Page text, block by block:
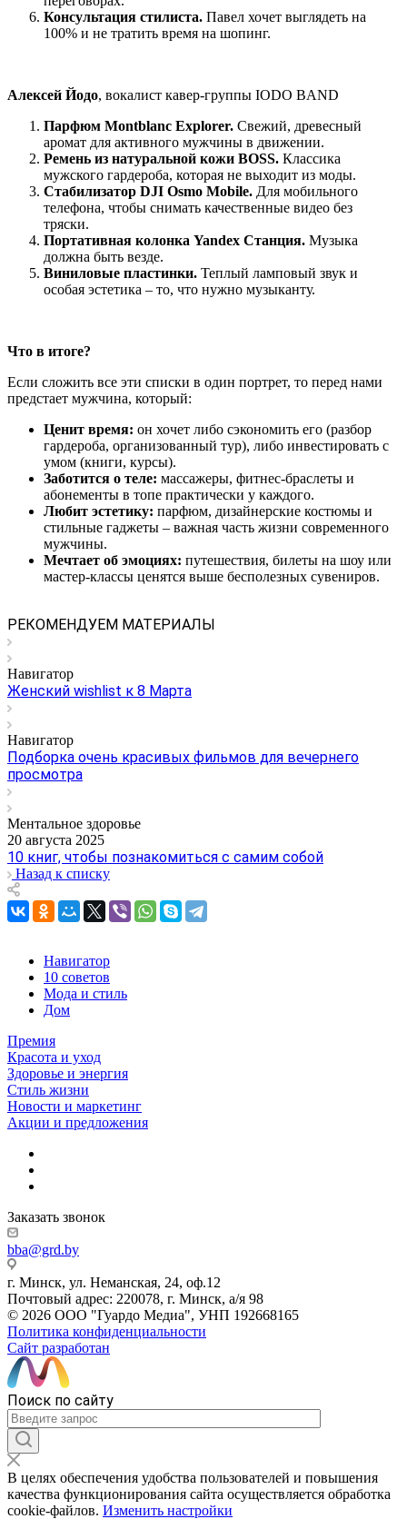
Консультация стилиста. Павел хочет выглядеть на
100% и не тратить время на шопинг.
Алексей Йодо, вокалист кавер-группы IODO BAND
Парфюм Montblanc Explorer. Свежий, древесный
аромат для активного мужчины в движении.
Ремень из натуральной кожи BOSS. Классика
мужского гардероба, которая не выходит из моды.
Стабилизатор DJI Osmo Mobile. Для мобильного
телефона, чтобы снимать качественные видео без
тряски.
Портативная колонка Yandex Станция. Музыка
должна быть везде.
Виниловые пластинки. Теплый ламповый звук и
особая эстетика – то, что нужно музыканту.
Что в итоге?
Если сложить все эти списки в один портрет, то перед нами
предстает мужчина, который:
Ценит время: он хочет либо сэкономить его (разбор
гардероба, организованный тур), либо инвестировать с
умом (книги, курсы).
Заботится о теле: массажеры, фитнес-браслеты и
абонементы в топе практически у каждого.
Любит эстетику: парфюм, дизайнерские костюмы и
стильные гаджеты – важная часть жизни современного
мужчины.
Мечтает об эмоциях: путешествия, билеты на шоу или
мастер-классы ценятся выше бесполезных сувениров.
РЕКОМЕНДУЕМ МАТЕРИАЛЫ
Навигатор
Женский wishlist к 8 Марта
Навигатор
Подборка очень красивых фильмов для вечернего
просмотра
Ментальное здоровье
20 августа 2025
10 книг, чтобы познакомиться с самим собой
Назад к списку
Навигатор
10 советов
Мода и стиль
Дом
Премия
Красота и уход
Здоровье и энергия
Стиль жизни
Новости и маркетинг
Акции и предложения
Заказать звонок
bba@grd.by
г. Минск, ул. Неманская, 24, оф.12
Почтовый адрес: 220078, г. Минск, а/я 98
© 2026 ООО "Гуардо Медиа", УНП 192668165
Политика конфиденциальности
Сайт разработан
Поиск по сайту
В целях обеспечения удобства пользователей и повышения
качества функционирования сайта осуществляется обработка
сookiе-файлов. Изменить настройки